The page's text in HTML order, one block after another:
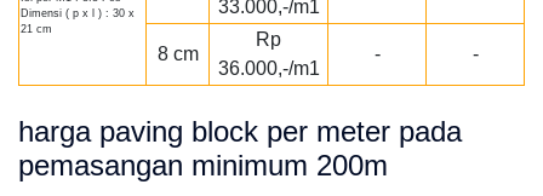
Dimensi ( p x l ) : 30 x
21 cm
33.000,-/m1
8 cm
Rp
36.000,-/m1
- -
harga paving block per meter pada
pemasangan minimum 200m